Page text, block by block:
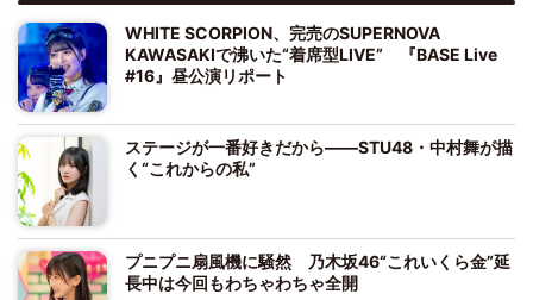
WHITE SCORPION、完売のSUPERNOVA
KAWASAKIで沸いた“着席型LIVE” 『BASE Live
#16』昼公演リポート
ステージが一番好きだから――STU48・中村舞が描
く“これからの私”
プニプニ扇風機に騒然 乃木坂46“これいくら金”延
長中は今回もわちゃわちゃ全開